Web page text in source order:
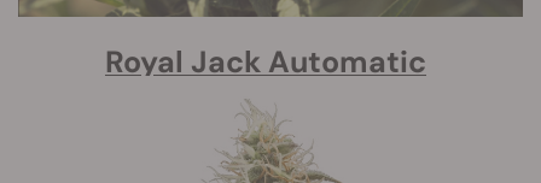
Royal Jack Automatic